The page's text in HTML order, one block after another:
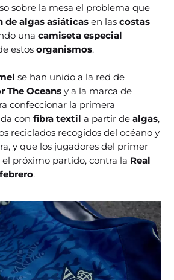
sobre la mesa el problema que
de algas asiáticasen lascostas
unacamiseta especial
estosorganismos.
se han unido a la red de
The Oceansy a la marca de
confeccionar la primera
confibra textila partir dealgas,
reciclados recogidos del océano y
y que los jugadores del primer
próximo partido, contra la Real
.